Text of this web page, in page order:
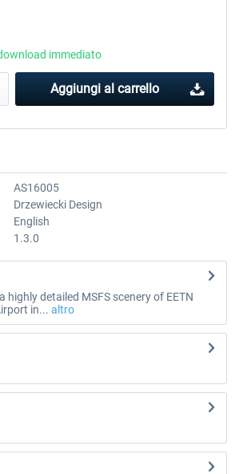
immediato
Aggiungi al carrello
AS16005
Drzewiecki Design
English
1.3.0
highly detailed MSFS scenery of EETN
in... altro